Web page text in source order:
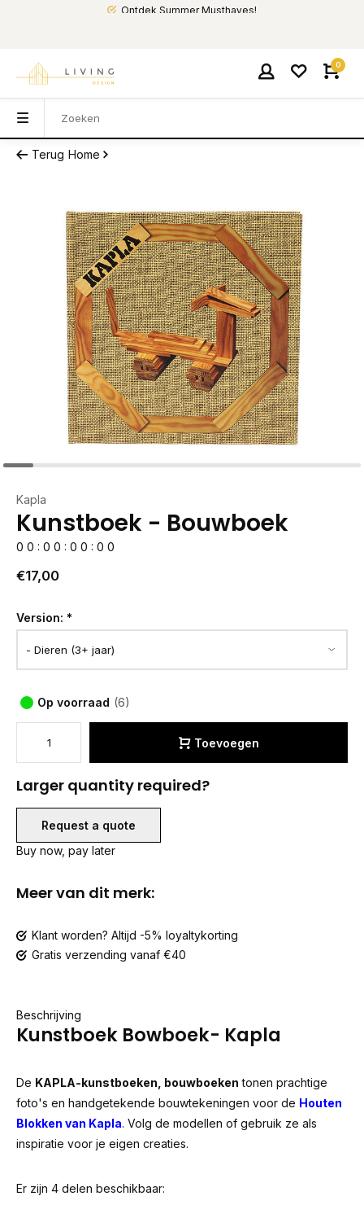
Ontdek Summer Musthaves!
0
Terug Home
Kapla
Kunstboek - Bouwboek
0 0 : 0 0 : 0 0 : 0 0
€17,00
Version: *
Op voorraad (6)
Toevoegen
Larger quantity required?
Request a quote
Buy now, pay later
Meer van dit merk:
Klant worden? Altijd -5% loyaltykorting
Gratis verzending vanaf €40
Beschrijving
Kunstboek Bowboek- Kapla
De KAPLA-kunstboeken, bouwboeken tonen prachtige
foto's en handgetekende bouwtekeningen voor de Houten
Blokken van Kapla. Volg de modellen of gebruik ze als
inspiratie voor je eigen creaties.
Er zijn 4 delen beschikbaar: